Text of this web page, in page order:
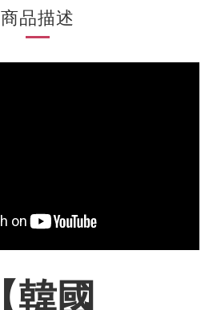
商品描述
【韓國